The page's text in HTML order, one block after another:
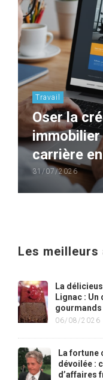
Travail
Oser la
carrière
31/07/2026
Les
La
Lignac :
gourmands
06/08/2026
La fortune
dévoilée :
d’affaires